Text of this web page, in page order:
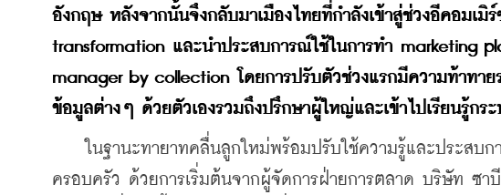
อังกฤษ หลังจากนั้นจึงกลับมาเมืองไทยที่กำลังเข้าสู่ช่วงอีคอมเมิ
transformation และนำประสบการณ์ใช้ในการทำ marketing
manager by collection โดยการปรับตัวช่วงแรกมีความท้าทาย
ข้อมูลต่างๆ ด้วยตัวเองรวมถึงปรึกษาผู้ใหญ่และเข้าไปเรียนรู้กร
ในฐานะทายาทคลื่นลูกใหม่พร้อมปรับใช้ความรู้และประสบกา
ครอบครัว ด้วยการเริ่มต้นจากผู้จัดการฝ่ายการตลาด บริษัท ซ